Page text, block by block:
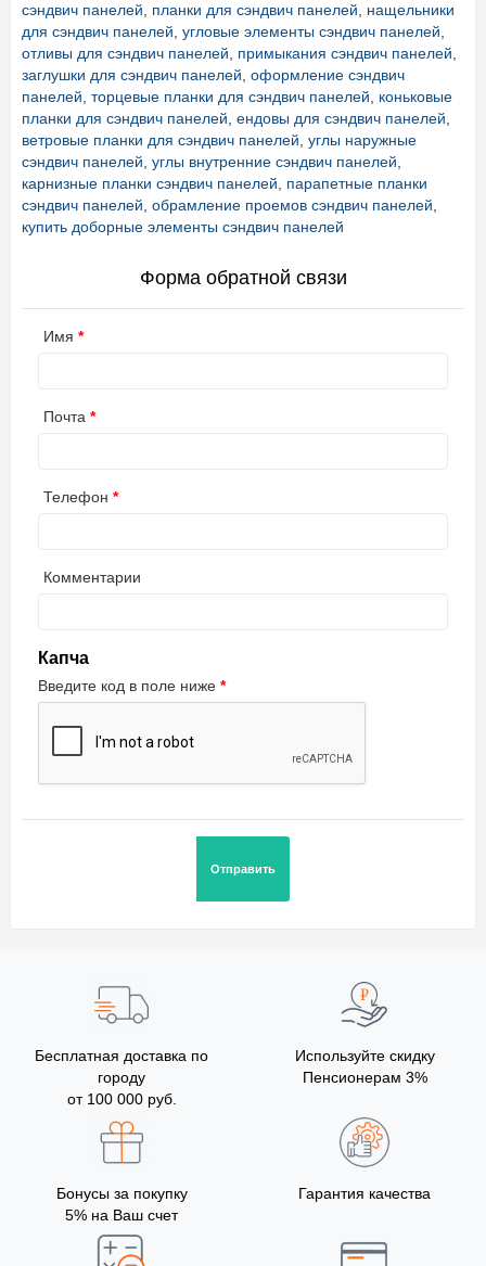
сэндвич панелей, планки для сэндвич панелей, нащельники
для сэндвич панелей, угловые элементы сэндвич панелей,
отливы для сэндвич панелей, примыкания сэндвич панелей,
заглушки для сэндвич панелей, оформление сэндвич
панелей, торцевые планки для сэндвич панелей, коньковые
планки для сэндвич панелей, ендовы для сэндвич панелей,
ветровые планки для сэндвич панелей, углы наружные
сэндвич панелей, углы внутренние сэндвич панелей,
карнизные планки сэндвич панелей, парапетные планки
сэндвич панелей, обрамление проемов сэндвич панелей,
купить доборные элементы сэндвич панелей
Форма обратной связи
Имя
Почта
Телефон
Комментарии
Капча
Введите код в поле ниже
Бесплатная доставка по
городу
от 100 000 руб.
Используйте скидку
Пенсионерам 3%
Бонусы за покупку
5% на Ваш счет
Гарантия качества